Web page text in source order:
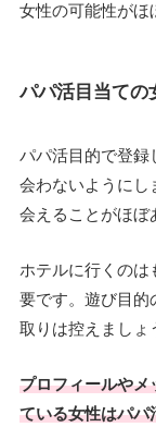
女性の可能性がほ
パパ活目当ての
パパ活目的で登録
会わないようにし
会えることがほぼ
ホテルに行くの
要です。遊び目的
取りは控えましょ
プロフィールやメ
ている女性はパパ